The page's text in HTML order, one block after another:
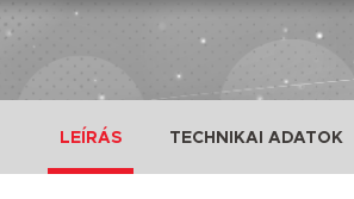
LEÍRÁS TECHNIKAI ADATOK